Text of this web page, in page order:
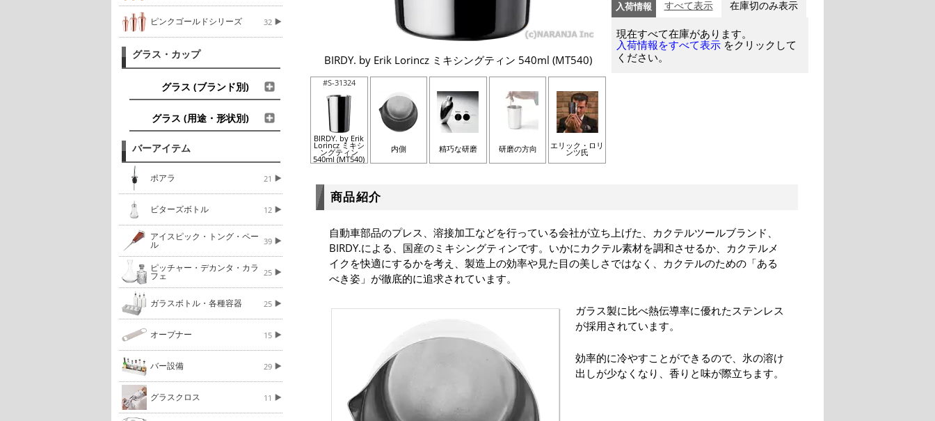
ピンクゴールドシリーズ 32
グラス・カップ
グラス (ブランド別)
グラス (用途・形状別)
バーアイテム
ポアラ 21
ビターズボトル 12
アイスピック・トング・ペー
ル 39
ピッチャー・デカンタ・カラ
フェ 25
ガラスボトル・各種容器 25
オープナー 15
バー設備 29
グラスクロス 11
BIRDY. by Erik Lorincz ミキシングティン 540ml (MT540)
#S-31324
BIRDY. by Erik
Lorincz ミキシ
ングティン
540ml (MT540)
内側 精巧な研磨 研磨の方向 エリック・ロリ
ンツ氏
入荷情報 すべて表示 在庫切のみ表示
現在すべて在庫があります。
入荷情報をすべて表示 をクリックして
ください。
商品紹介
自動車部品のプレス、溶接加工などを行っている会社が立ち上げた、カクテルツールブランド、
BIRDY.による、国産のミキシングティンです。いかにカクテル素材を調和させるか、カクテルメ
イクを快適にするかを考え、製造上の効率や見た目の美しさではなく、カクテルのための「ある
べき姿」が徹底的に追求されています。
ガラス製に比べ熱伝導率に優れたステンレス
が採用されています。
効率的に冷やすことができるので、氷の溶け
出しが少なくなり、香りと味が際立ちます。